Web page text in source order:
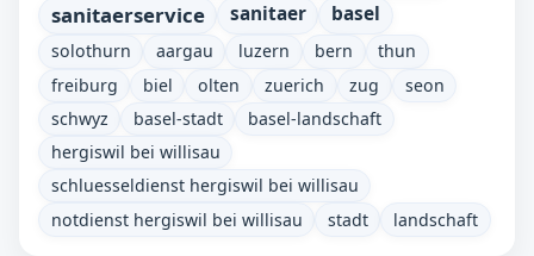
sanitaerservice sanitaer basel
solothurn aargau luzern bern
thun
freiburg
biel olten zuerich zug
seon
schwyz
basel-stadt
basel-landschaft
hergiswil bei willisau
schluesseldienst hergiswil bei willisau
notdienst hergiswil bei willisau
stadt landschaft